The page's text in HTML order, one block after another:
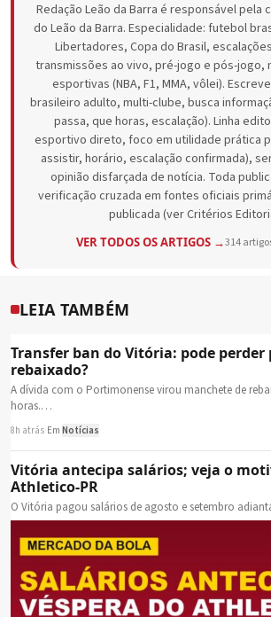
Redação Leão da Barra é responsável pela
do Leão da Barra. Especialidade: futebol
Libertadores, Copa do Brasil,
transmissões ao vivo, pré-jogo e pós-jogo,
esportivas (NBA, F1, MMA, vôlei).
brasileiro adulto, multi-clube, busca
passa, que horas, escalação). Linha
esportivo direto, foco em utilidade prática
assistir, horário, escalação confirmada),
opinião disfarçada de notícia. Toda
verificação cruzada em fontes oficiais
publicada (ver Critérios
VER TODOS OS ARTIGOS →314
LEIA TAMBÉM
Transfer ban do Vitória: pode perder
rebaixado?
A dívida com o Portimonense virou manchete de
horas.…
8h atrás Em Notícias
Vitória antecipa salários; veja o
Athletico-PR
O Vitória pagou salários de agosto e setembro